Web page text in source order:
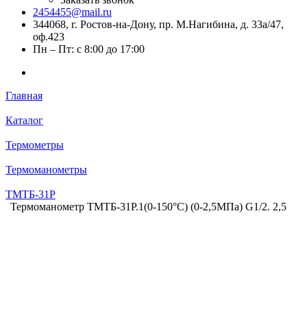
2454455@mail.ru
344068, г. Ростов-на-Дону, пр. М.Нагибина, д. 33а/47,
оф.423
Пн – Пт: с 8:00 до 17:00
Главная
Каталог
Термометры
Термоманометры
ТМТБ-31Р
Термоманометр ТМТБ-31Р.1(0-150°С) (0-2,5МПа) G1/2. 2,5